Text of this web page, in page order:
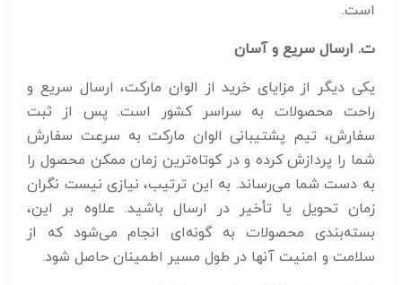
است.
ت. ارسال سریع و آسان
یکی دیگر از مزایای خرید از الوان مارکت، ارسال سریع و
راحت محصولات به سراسر کشور است. پس از ثبت
سفارش، تیم پشتیبانی الوان مارکت به سرعت سفارش
شما را پردازش کرده و در کوتاه‌ترین زمان ممکن محصول را
به دست شما می‌رساند. به این ترتیب، نیازی نیست نگران
زمان تحویل یا تأخیر در ارسال باشید. علاوه بر این،
بسته‌بندی محصولات به گونه‌ای انجام می‌شود که از
سلامت و امنیت آنها در طول مسیر اطمینان حاصل شود.